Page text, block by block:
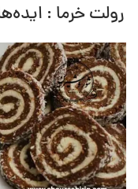
رولت خرما :